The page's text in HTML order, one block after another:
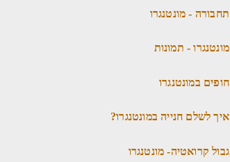
תחבורה - מונטנגרו
מונטנגרו - תמונות
חופים במונטנגרו
איך לשלם חנייה במונטנגרו?
גבול קרואטיה- מונטנגרו